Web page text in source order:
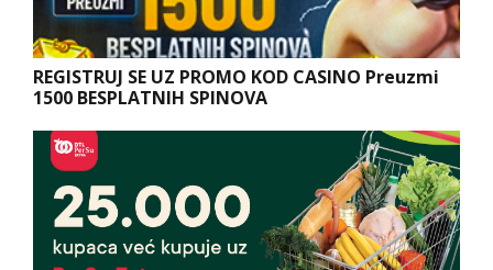
REGISTRUJ SE UZ PROMO KOD CASINO Preuzmi
1500 BESPLATNIH SPINOVA